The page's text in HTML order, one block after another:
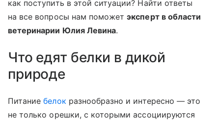
как поступить в этой ситуации? Найти ответы
на все вопросы нам поможетэксперт в области
ветеринарии Юлия Левина.
Что едят белки в дикой
природе
Питаниебелок разнообразно и интересно — это
не только орешки, с которыми ассоциируются